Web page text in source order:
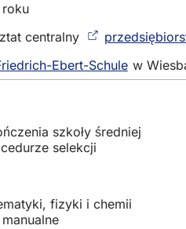
centralny
Ebert-Schule(Otwiera
się
karcie)
w
szkoły średniej
selekcji
fizyki i chemii